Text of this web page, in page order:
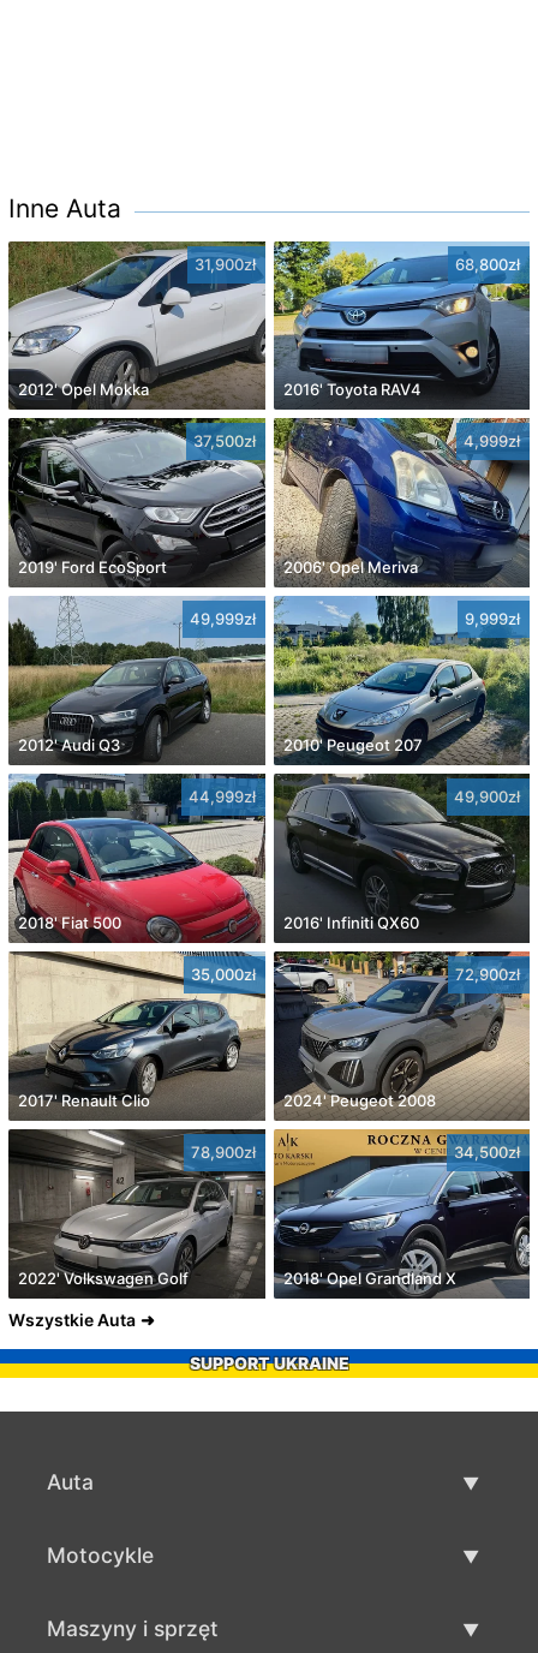
Inne Auta
31,900zł
2012' Opel Mokka
68,800zł
2016' Toyota RAV4
37,500zł
2019' Ford EcoSport
4,999zł
2006' Opel Meriva
49,999zł
2012' Audi Q3
9,999zł
2010' Peugeot 207
44,999zł
2018' Fiat 500
49,900zł
2016' Infiniti QX60
35,000zł
2017' Renault Clio
72,900zł
2024' Peugeot 2008
78,900zł
2022' Volkswagen Golf
34,500zł
2018' Opel Grandland X
Wszystkie Auta
SUPPORT UKRAINE
Auta
Motocykle
Maszyny i sprzęt